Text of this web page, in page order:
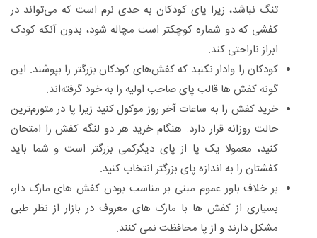
تنگ نباشد، زیرا پای کودکان به حدی نرم است که می‌تواند در
کفشی که دو شماره ‌کوچکتر است مچاله شود، بدون آنکه کودک
ابراز ناراحتی کند.
کودکان را وادار نکنید که کفش‌های کودکان بزرگتر را بپوشند. این
گونه کفش‌ ها قالب پای صاحب اولیه را به خود گرفته‌اند.
خرید کفش را به ساعات آخر روز موکول کنید زیرا پا در متورم‌ترین
حالت روزانه قرار دارد. هنگام خرید هر دو لنگه کفش را امتحان
کنید، معمولا یک پا از پای دیگرکمی بزرگتر است و شما باید
کفشتان را به اندازه پای بزرگتر انتخاب کنید.
بر خلاف باور عموم مبنی بر مناسب بودن کفش های مارک دار،
بسیاری از کفش ها با مارک های معروف در بازار از نظر طبی
مشکل دارند و از پا محافظت نمی کنند.